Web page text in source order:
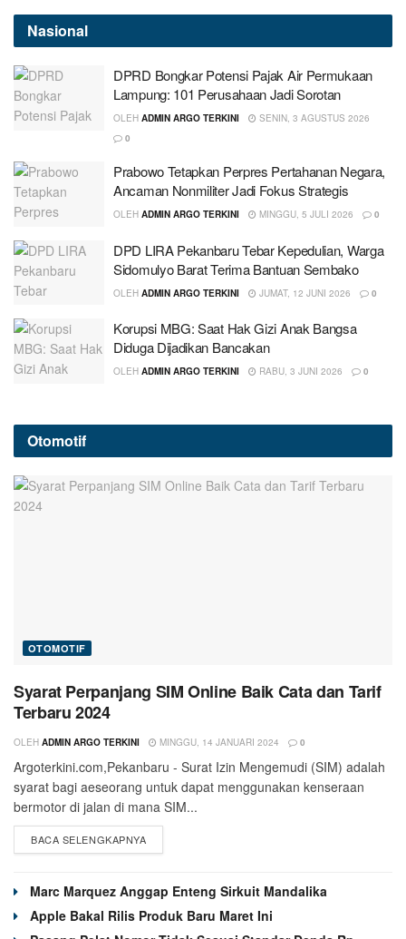
Nasional
DPRD Bongkar Potensi Pajak Air Permukaan
Lampung: 101 Perusahaan Jadi Sorotan
OLEH ADMIN ARGO TERKINI
SENIN, 3 AGUSTUS 2026
0
Prabowo Tetapkan Perpres Pertahanan Negara,
Ancaman Nonmiliter Jadi Fokus Strategis
OLEH ADMIN ARGO TERKINI MINGGU, 5 JULI 2026 0
DPD LIRA Pekanbaru Tebar Kepedulian, Warga
Sidomulyo Barat Terima Bantuan Sembako
OLEH ADMIN ARGO TERKINI JUMAT, 12 JUNI 2026 0
Korupsi MBG: Saat Hak Gizi Anak Bangsa
Diduga Dijadikan Bancakan
OLEH ADMIN ARGO TERKINI RABU, 3 JUNI 2026 0
Otomotif
OTOMOTIF
Syarat Perpanjang SIM Online Baik Cata dan Tarif
Terbaru 2024
OLEH ADMIN ARGO TERKINI MINGGU, 14 JANUARI 2024 0
Argoterkini.com,Pekanbaru - Surat Izin Mengemudi (SIM) adalah
syarat bagi aeseorang untuk dapat menggunakan kenseraan
bermotor di jalan di mana SIM...
BACA SELENGKAPNYA
Marc Marquez Anggap Enteng Sirkuit Mandalika
Apple Bakal Rilis Produk Baru Maret Ini